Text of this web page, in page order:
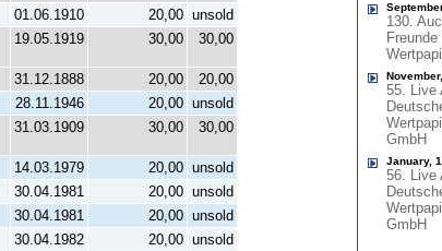
01.06.1910 20,00 unsold
19.05.1919 30,00 30,00
31.12.1888 20,00
20,00
28.11.1946 20,00 unsold
31.03.1909 30,00 30,00
14.03.1979 20,00 unsold
30.04.1981 20,00 unsold
30.04.1981 20,00 unsold
30.04.1982 20,00 unsold
130.
55. Live
GmbH
January,
56. Live
GmbH